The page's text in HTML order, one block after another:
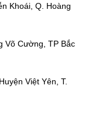
Khoái, Q. Hoàng
Võ Cường, TP Bắc
Việt Yên, T.